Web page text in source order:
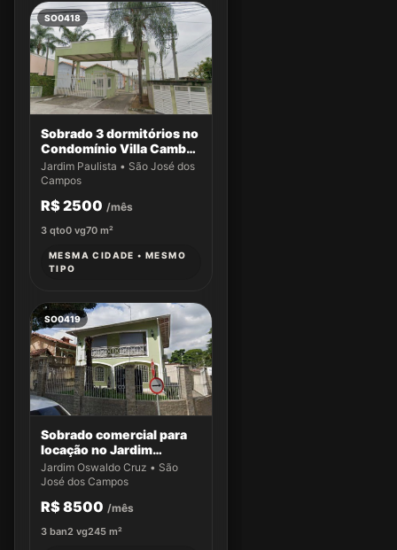
SO0418
Sobrado 3 dormitórios no
Condomínio Villa Cambuí
- Casa 033
Jardim Paulista • São José dos
Campos
R$ 2500 /mês
3 qto0 vg70 m²
MESMA CIDADE • MESMO
TIPO
SO0419
Sobrado comercial para
locação no Jardim
Oswaldo Cruz
Jardim Oswaldo Cruz • São
José dos Campos
R$ 8500 /mês
3 ban2 vg245 m²